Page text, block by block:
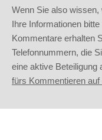
Wenn Sie also
Ihre Informationen
Kommentare erhalten
Telefonnummern, die
eine aktive Beteiligung
fürs Kommentieren